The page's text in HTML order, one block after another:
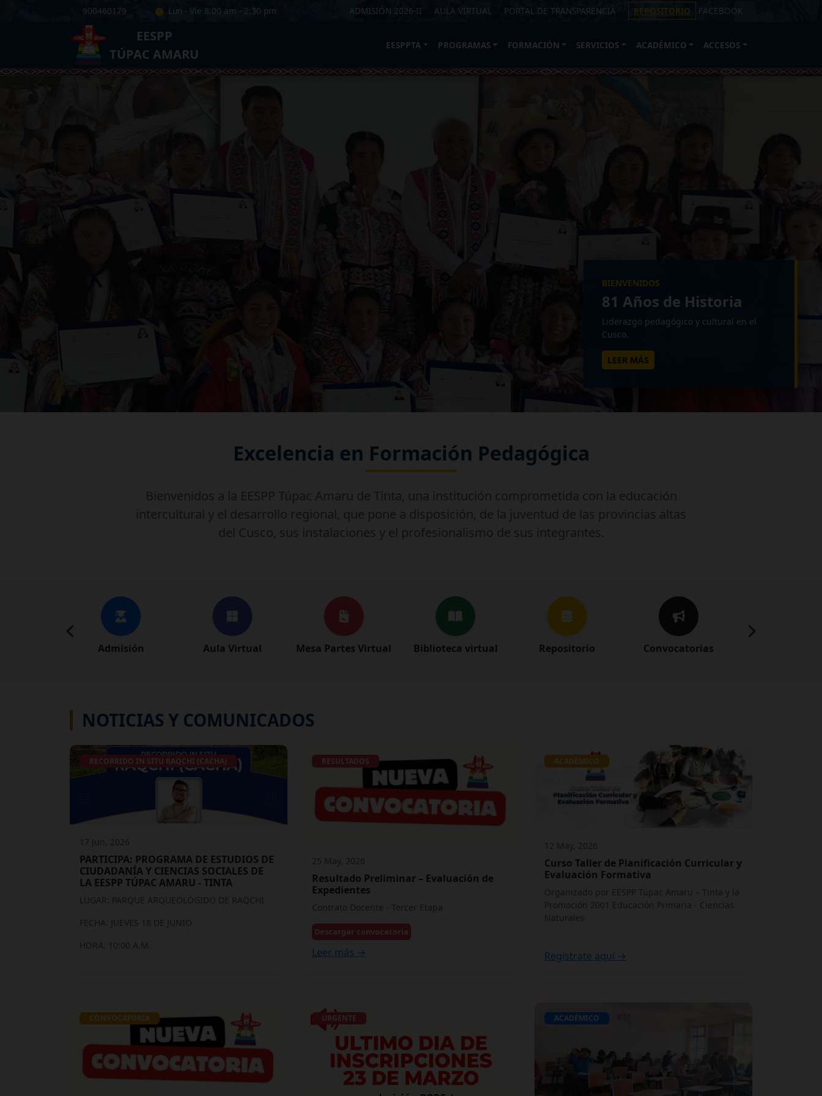
📞 900460179 Lun - Vie 8:00 am - 2:30 pm ADMISIÓN 2026-II AULA VIRTUAL PORTAL DE TRANSPARENCIA REPOSITORIO FACEBOOK
EESPP
TÚPAC AMARU
EESPPTA PROGRAMAS FORMACIÓN SERVICIOS ACADÉMICO ACCESOS
5 Programas
Licenciados
Formación de alta calidad registrada en
SUNEDU.
VER CARRERAS
Excelencia en Formación Pedagógica
Bienvenidos a la EESPP Túpac Amaru de Tinta, una institución comprometida con la educación
intercultural y el desarrollo regional, que pone a disposición, de la juventud de las provincias altas
del Cusco, sus instalaciones y el profesionalismo de sus integrantes.
Admisión Aula Virtual Mesa Partes Virtual Biblioteca virtual Repositorio Convocatorias
NOTICIAS Y COMUNICADOS
RECORRIDO IN SITU RAQCHI (CACHA)
17 Jun, 2026
PARTICIPA: PROGRAMA DE ESTUDIOS DE
CIUDADANÍA Y CIENCIAS SOCIALES DE
LA EESPP TÚPAC AMARU - TINTA
LUGAR: PARQUE ARQUEOLÓGIDO DE RAQCHI
FECHA: JUEVES 18 DE JUNIO
HORA: 10:00 A.M.
RESULTADOS
25 May, 2026
Resultado Preliminar – Evaluación de
Expedientes
Contrato Docente - Tercer Etapa
Descargar convocatoria
Leer más →
ACADÉMICO
12 May, 2026
Curso Taller de Planificación Curricular y
Evaluación Formativa
Organizado por EESPP Túpac Amaru – Tinta y la
Promoción 2001 Educación Primaria - Ciencias
Naturales
Regístrate aquí →
CONVOCATORIA URGENTE ACADÉMICO